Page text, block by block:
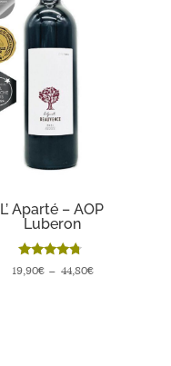
L’ Aparté – AOP
Luberon
Note
4.50
19,90€ – 44,80€Plage